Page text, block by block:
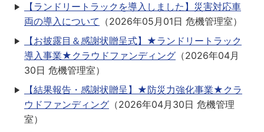
【ランドリートラックを導入しました】災害対応車
両の導入について （2026年05月01日 危機管理室）
【お披露目＆感謝状贈呈式】★ランドリートラック
導入事業★クラウドファンディング （2026年04月
30日 危機管理室）
【結果報告・感謝状贈呈】★防災力強化事業★クラ
ウドファンディング （2026年04月30日 危機管理
室）